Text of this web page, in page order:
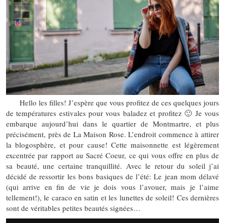
Hello les filles! J’espère que vous profitez de ces quelques jours
de températures estivales pour vous baladez et profitez 🙂 Je vous
embarque aujourd’hui dans le quartier de Montmartre, et plus
précisément, près de La Maison Rose. L’endroit commence à attirer
la blogosphère, et pour cause! Cette maisonnette est légèrement
excentrée par rapport au Sacré Coeur, ce qui vous offre en plus de
sa beauté, une certaine tranquillité. Avec le retour du soleil j’ai
décidé de ressortir les bons basiques de l’été: Le jean mom délavé
(qui arrive en fin de vie je dois vous l’avouer, mais je l’aime
tellement!), le caraco en satin et les lunettes de soleil! Ces dernières
sont de véritables petites beautés signées…